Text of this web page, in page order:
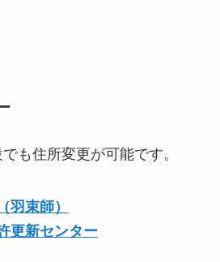
も住所変更が可能です。
羽束師）
更新センター